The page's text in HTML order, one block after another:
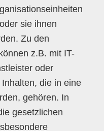
sie ihnen
Zu den
z.B. mit IT-
oder
die in eine
gehören. In
gesetzlichen